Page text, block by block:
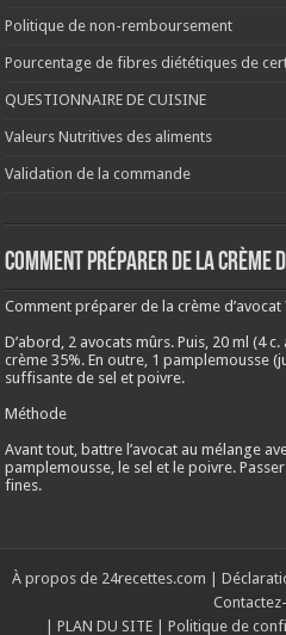
Politique de non-remboursement
Pourcentage de fibres diététiques de
QUESTIONNAIRE DE CUISINE
Valeurs Nutritives des aliments
Validation de la commande
Comment préparer de la crème
Comment préparer de la crème d’avocat
D’abord, 2 avocats mûrs. Puis, 20 ml (4
crème 35%. En outre, 1 pamplemousse
suffisante de sel et poivre.
Méthode
Avant tout, battre l’avocat au mélange
pamplemousse, le sel et le poivre.
fines.
À propos de 24recettes.com |
| PLAN DU SITE | Politique de